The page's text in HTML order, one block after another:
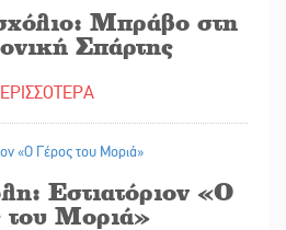
Μπράβο στη
Σπάρτης
Εστιατόριον «Ο
του Μοριά»